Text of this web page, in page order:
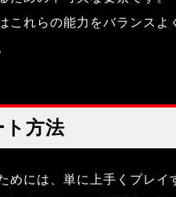
これらの能力をバランス
ト方法
めには、単に上手くプレ